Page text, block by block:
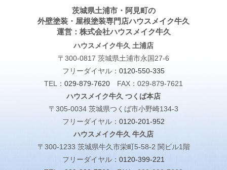
茨城県土浦市・阿見町の
外壁塗装・屋根塗装専門店ハウスメイク牛久
運営：株式会社ハウスメイク牛久
ハウスメイク牛久 土浦店
〒300-0817 茨城県土浦市永国27-6
フリーダイヤル： 0120-550-335
TEL： 029-879-7620 FAX：029-879-7621
ハウスメイク牛久 つくば本店
〒305-0034 茨城県つくば市小野崎134-3
フリーダイヤル： 0120-201-952
ハウスメイク牛久 牛久店
〒300-1233 茨城県牛久市栄町5-58-2 関ビル1階
フリーダイヤル： 0120-399-221